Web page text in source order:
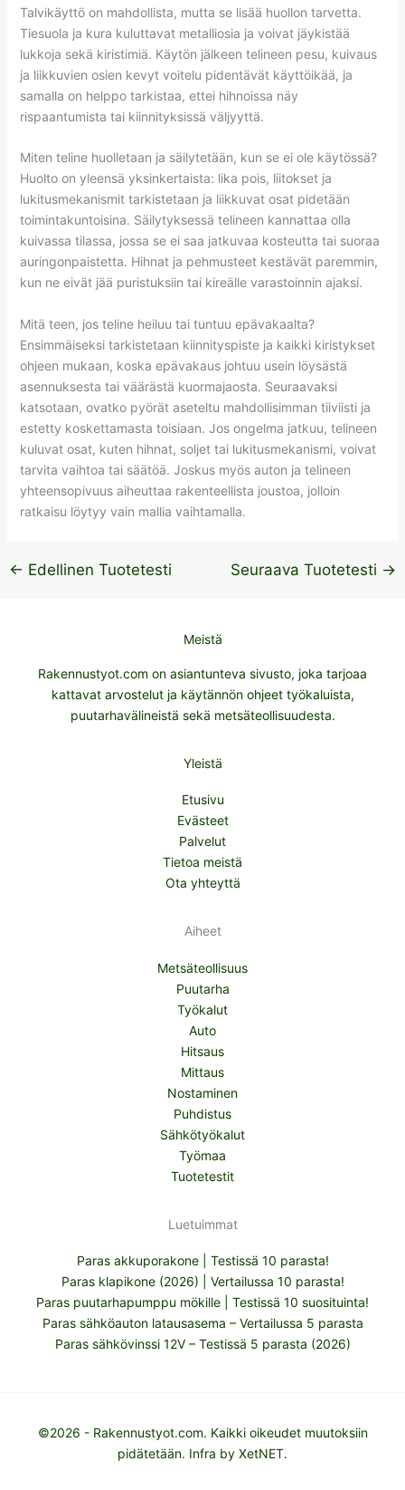
Talvikäyttö on mahdollista, mutta se lisää huollon tarvetta.
Tiesuola ja kura kuluttavat metalliosia ja voivat jäykistää
lukkoja sekä kiristimiä. Käytön jälkeen telineen pesu, kuivaus
ja liikkuvien osien kevyt voitelu pidentävät käyttöikää, ja
samalla on helppo tarkistaa, ettei hihnoissa näy
rispaantumista tai kiinnityksissä väljyyttä.
Miten teline huolletaan ja säilytetään, kun se ei ole käytössä?
Huolto on yleensä yksinkertaista: lika pois, liitokset ja
lukitusmekanismit tarkistetaan ja liikkuvat osat pidetään
toimintakuntoisina. Säilytyksessä telineen kannattaa olla
kuivassa tilassa, jossa se ei saa jatkuvaa kosteutta tai suoraa
auringonpaistetta. Hihnat ja pehmusteet kestävät paremmin,
kun ne eivät jää puristuksiin tai kireälle varastoinnin ajaksi.
Mitä teen, jos teline heiluu tai tuntuu epävakaalta?
Ensimmäiseksi tarkistetaan kiinnityspiste ja kaikki kiristykset
ohjeen mukaan, koska epävakaus johtuu usein löysästä
asennuksesta tai väärästä kuormajaosta. Seuraavaksi
katsotaan, ovatko pyörät aseteltu mahdollisimman tiiviisti ja
estetty koskettamasta toisiaan. Jos ongelma jatkuu, telineen
kuluvat osat, kuten hihnat, soljet tai lukitusmekanismi, voivat
tarvita vaihtoa tai säätöä. Joskus myös auton ja telineen
yhteensopivuus aiheuttaa rakenteellista joustoa, jolloin
ratkaisu löytyy vain mallia vaihtamalla.
← Edellinen Tuotetesti Seuraava Tuotetesti →
Meistä
Rakennustyot.com on asiantunteva sivusto, joka tarjoaa
kattavat arvostelut ja käytännön ohjeet työkaluista,
puutarhavälineistä sekä metsäteollisuudesta.
Yleistä
Etusivu
Evästeet
Palvelut
Tietoa meistä
Ota yhteyttä
Aiheet
Metsäteollisuus
Puutarha
Työkalut
Auto
Hitsaus
Mittaus
Nostaminen
Puhdistus
Sähkötyökalut
Työmaa
Tuotetestit
Luetuimmat
Paras akkuporakone | Testissä 10 parasta!
Paras klapikone (2026) | Vertailussa 10 parasta!
Paras puutarhapumppu mökille | Testissä 10 suosituinta!
Paras sähköauton latausasema – Vertailussa 5 parasta
Paras sähkövinssi 12V – Testissä 5 parasta (2026)
©2026 - Rakennustyot.com. Kaikki oikeudet muutoksiin
pidätetään. Infra by XetNET.